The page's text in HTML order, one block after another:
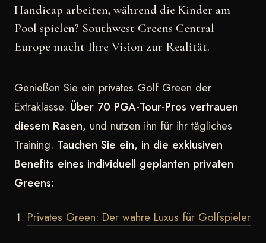
Handicap arbeiten, während die Kinder am
Pool spielen? Southwest Greens Central
Europe macht Ihre Vision zur Realität.
Genießen Sie ein privates Golf Green der
Extraklasse. Über 70 PGA-Tour-Pros vertrauen
diesem Rasen, und nutzen ihn für ihr tägliches
Training. Tauchen Sie ein, in die exklusiven
Benefits eines individuell geplanten privaten
Greens:
Privates Green: Der wahre Luxus für Golfspieler